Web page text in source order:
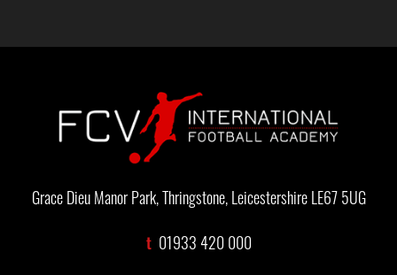
Grace Dieu Manor Park, Thringstone, Leicestershire LE67 5UG
t 01933 420 000